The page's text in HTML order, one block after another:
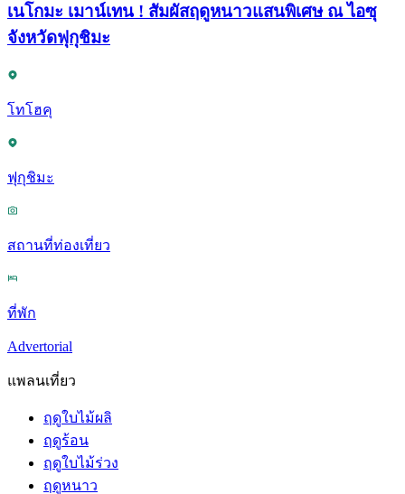
เนโกมะ เมาน์เทน ! สัมผัสฤดูหนาวแสนพิเศษ ณ ไอซุ
จังหวัดฟุกุชิมะ
โทโฮคุ
ฟุกุชิมะ
สถานที่ท่องเที่ยว
ที่พัก
Advertorial
แพลนเที่ยว
ฤดูใบไม้ผลิ
ฤดูร้อน
ฤดูใบไม้ร่วง
ฤดูหนาว